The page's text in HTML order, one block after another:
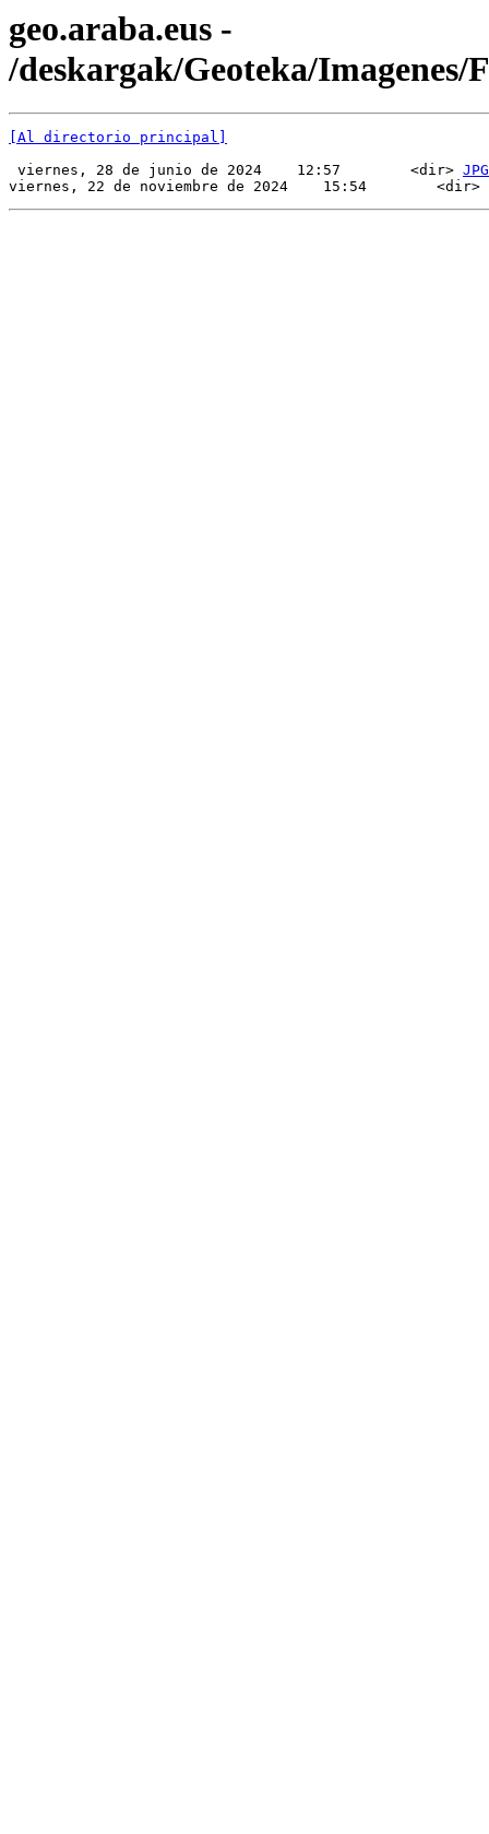
geo.araba.eus -
/deskargak/Geoteka/Imagenes/
[Al directorio principal]
viernes, 28 de junio de 2024    12:57        <dir> JPG
viernes, 22 de noviembre de 2024    15:54        <dir>